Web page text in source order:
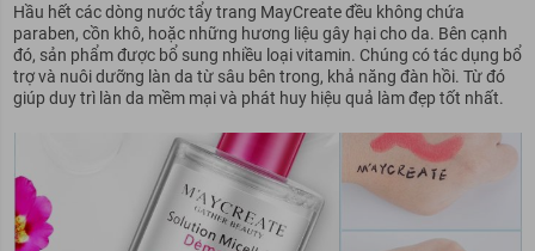
Hầu hết các dòng nước tẩy trang MayCreate đều không chứa
paraben, cồn khô, hoặc những hương liệu gây hại cho da. Bên cạnh
đó, sản phẩm được bổ sung nhiều loại vitamin. Chúng có tác dụng bổ
trợ và nuôi dưỡng làn da từ sâu bên trong, khả năng đàn hồi. Từ đó
giúp duy trì làn da mềm mại và phát huy hiệu quả làm đẹp tốt nhất.